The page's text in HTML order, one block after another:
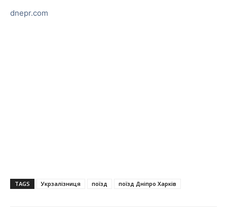
dnepr.com
TAGS Укрзалізниця поїзд поїзд Дніпро Харків